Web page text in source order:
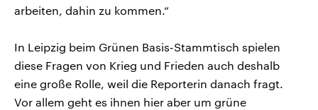
arbeiten, dahin zu kommen.“
In Leipzig beim Grünen Basis-Stammtisch spielen
diese Fragen von Krieg und Frieden auch deshalb
eine große Rolle, weil die Reporterin danach fragt.
Vor allem geht es ihnen hier aber um grüne